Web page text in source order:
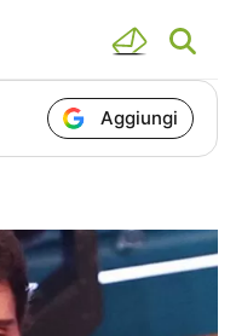
Aggiungi